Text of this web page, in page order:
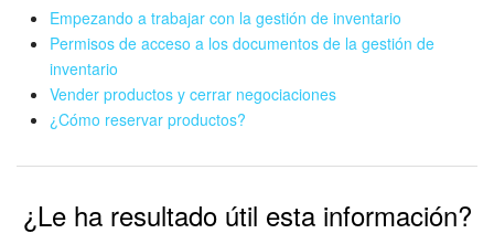
Empezando a trabajar con la gestión de inventario
Permisos de acceso a los documentos de la gestión de
inventario
Vender productos y cerrar negociaciones
¿Cómo reservar productos?
¿Le ha resultado útil esta información?